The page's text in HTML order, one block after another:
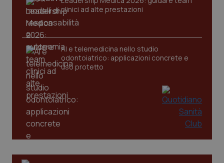
Tumori gastrointestinali
Ulcera & Reflusso
Vaccini
clinici ad alte prestazioni
AI e telemedicina nello studio
odontoiatrico: applicazioni concrete e
uso protetto
VISITOR_PRIVACY_METADATA
YouTube